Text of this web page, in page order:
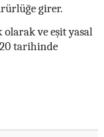
girer.
ve eşit yasal
tarihinde